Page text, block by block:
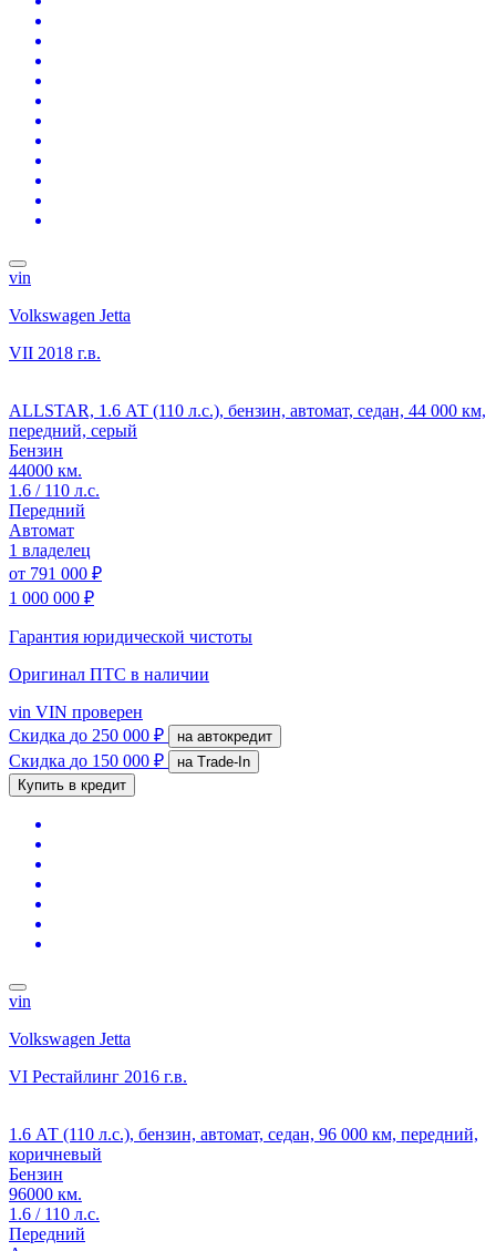
vin
Volkswagen Jetta
VII 2018 г.в.
ALLSTAR, 1.6 АТ (110 л.с.), бензин, автомат, седан, 44 000 км,
передний, серый
Бензин
44000 км.
1.6 / 110 л.с.
Передний
Автомат
1 владелец
от 791 000 ₽
1 000 000 ₽
Гарантия юридической чистоты
Оригинал ПТС в наличии
vin VIN проверен
Скидка до 250 000 ₽ на автокредит
Скидка до 150 000 ₽
на Trade-In
Купить в кредит
vin
Volkswagen Jetta
VI Рестайлинг 2016 г.в.
1.6 АТ (110 л.с.), бензин, автомат, седан, 96 000 км, передний,
коричневый
Бензин
96000 км.
1.6 / 110 л.с.
Передний